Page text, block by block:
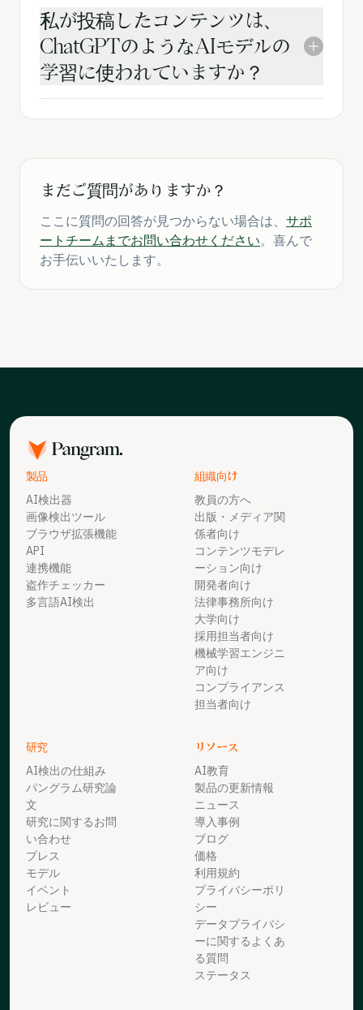
私が投稿したコンテンツは、
ChatGPTのようなAIモデルの
学習に使われていますか？
まだご質問がありますか？
ここに質問の回答が見つからない場合は、 サポ
ートチームまでお問い合わせください。喜んで
お手伝いいたします。
製品
AI検出器
画像検出ツール
ブラウザ拡張機能
API
連携機能
盗作チェッカー
多言語AI検出
組織向け
教員の方へ
出版・メディア関
係者向け
コンテンツモデレ
ーション向け
開発者向け
法律事務所向け
大学向け
採用担当者向け
機械学習エンジニ
ア向け
コンプライアンス
担当者向け
研究
AI検出の仕組み
パングラム研究論
文
研究に関するお問
い合わせ
プレス
モデル
イベント
レビュー
リソース
AI教育
製品の更新情報
ニュース
導入事例
ブログ
価格
利用規約
プライバシーポリ
シー
データプライバシ
ーに関するよくあ
る質問
ステータス